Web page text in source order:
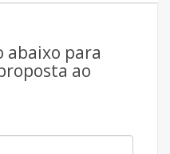
para
ao